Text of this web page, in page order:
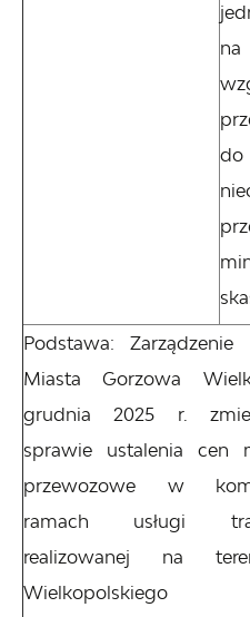
Podstawa:
Miasta Gorzowa
grudnia 2025 r.
sprawie ustalenia cen
przewozowe w
ramach usługi
realizowanej na
Wielkopolskiego